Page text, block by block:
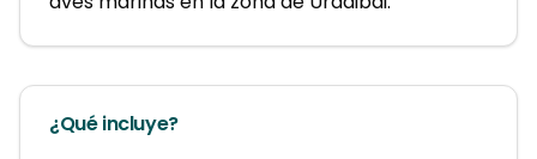
¿Qué incluye?